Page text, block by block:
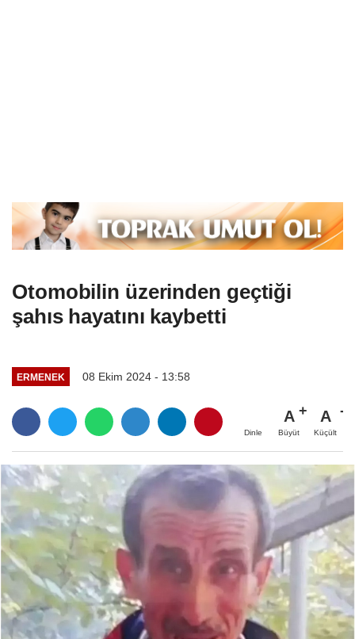
Otomobilin üzerinden geçtiği
şahıs hayatını kaybetti
ERMENEK 08 Ekim 2024 - 13:58
Dinle
A
Büyüt
A
Küçült